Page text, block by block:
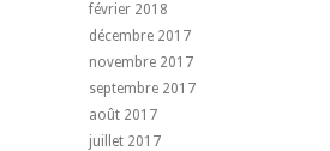
février 2018
décembre 2017
novembre 2017
septembre 2017
août 2017
juillet 2017